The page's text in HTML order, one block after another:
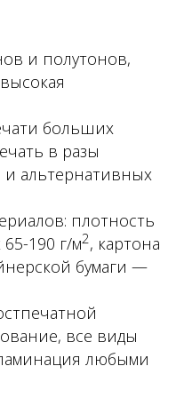
и полутонов,
больших
в разы
альтернативных
плотность
190 г/м2, картона
бумаги —
все виды
любыми